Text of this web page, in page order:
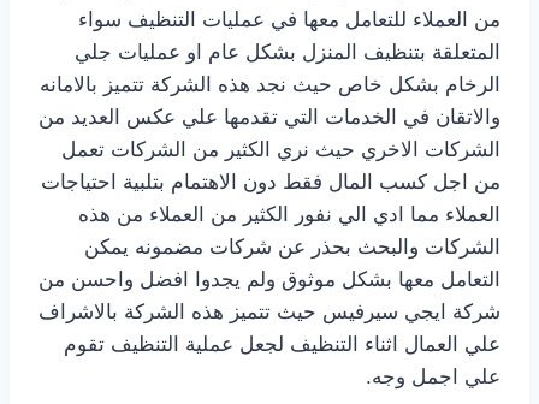
من العملاء للتعامل معها في عمليات التنظيف سواء
المتعلقة بتنظيف المنزل بشكل عام او عمليات جلي
الرخام بشكل خاص حيث نجد هذه الشركة تتميز بالامانه
والاتقان في الخدمات التي تقدمها علي عكس العديد من
الشركات الاخري حيث نري الكثير من الشركات تعمل
من اجل كسب المال فقط دون الاهتمام بتلبية احتياجات
العملاء مما ادي الي نفور الكثير من العملاء من هذه
الشركات والبحث بحذر عن شركات مضمونه يمكن
التعامل معها بشكل موثوق ولم يجدوا افضل واحسن من
شركة ايجي سيرفيس حيث تتميز هذه الشركة بالاشراف
علي العمال اثناء التنظيف لجعل عملية التنظيف تقوم
علي اجمل وجه.